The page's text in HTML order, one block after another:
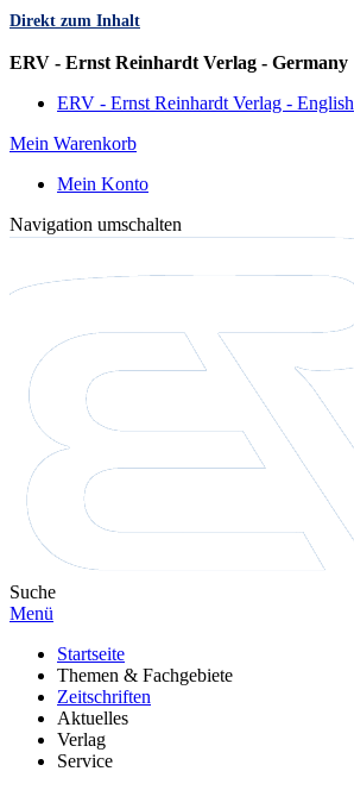
Direkt zum Inhalt
ERV - Ernst Reinhardt Verlag - Germany
ERV - Ernst Reinhardt Verlag - English
Mein Warenkorb
Mein Konto
Navigation umschalten
Suche
Menü
Startseite
Themen & Fachgebiete
Zeitschriften
Aktuelles
Verlag
Service